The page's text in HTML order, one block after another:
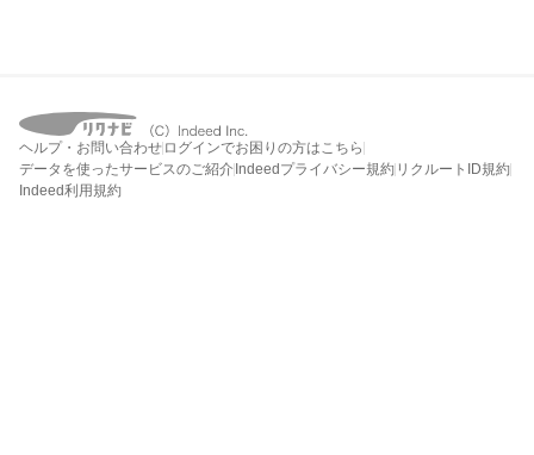
ヘルプ・お問い合わせ ログインでお困りの方はこちら
データを使ったサービスのご紹介 Indeedプライバシー規約 リクルートID規約
Indeed利用規約